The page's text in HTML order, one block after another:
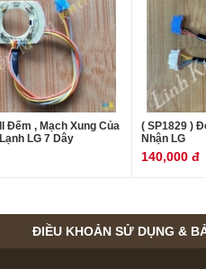
Đếm , Mạch Xung Của
LG 7 Dây
( SP1829 )
Nhận LG
140,000 đ
ĐIỀU KHOẢN SỬ DỤNG &